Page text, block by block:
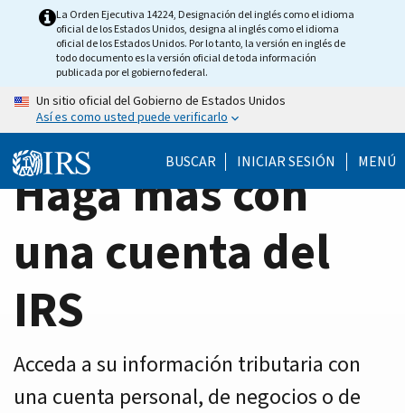
HomeLa Orden Ejecutiva 14224, Designación del inglés como el idioma
oficial de los Estados Unidos, designa al inglés como el idioma
oficial de los Estados Unidos. Por lo tanto, la versión en inglés de
todo documento es la versión oficial de toda información
publicada por el gobierno federal.
Un sitio oficial del Gobierno de Estados Unidos
Así es como usted puede verificarlo
BUSCAR INICIAR SESIÓN MENÚ
Haga más con
una cuenta del
IRS
Acceda a su información tributaria con
una cuenta personal, de negocios o de